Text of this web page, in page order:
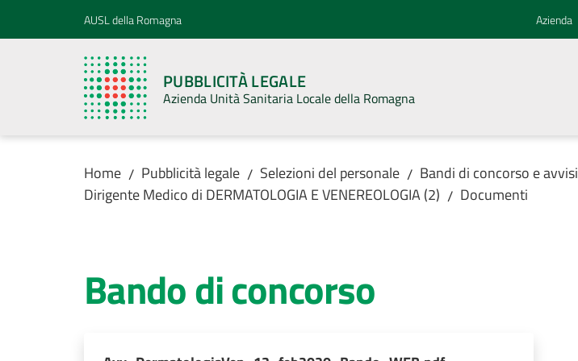
Vai al contenuto
Vai alla navigazioneAUSL della Romagna Azienda
PUBBLICITÀ LEGALE
Azienda Unità Sanitaria Locale della Romagna
Home / Pubblicità legale / Selezioni del personale / Bandi di concorso e avvisi
Dirigente Medico di DERMATOLOGIA E VENEREOLOGIA (2) / Documenti
Bando di concorso